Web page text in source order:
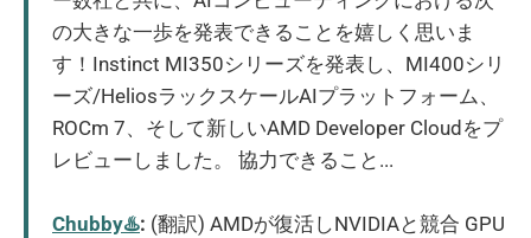
の大きな一歩を発表できることを嬉しく思いま
す！Instinct MI350シリーズを発表し、MI400シリ
ーズ/HeliosラックスケールAIプラットフォーム、
ROCm 7、そして新しいAMD Developer Cloudをプ
レビューしました。 協力できること...
Chubby♨️: (翻訳) AMDが復活しNVIDIAと競合 GPU